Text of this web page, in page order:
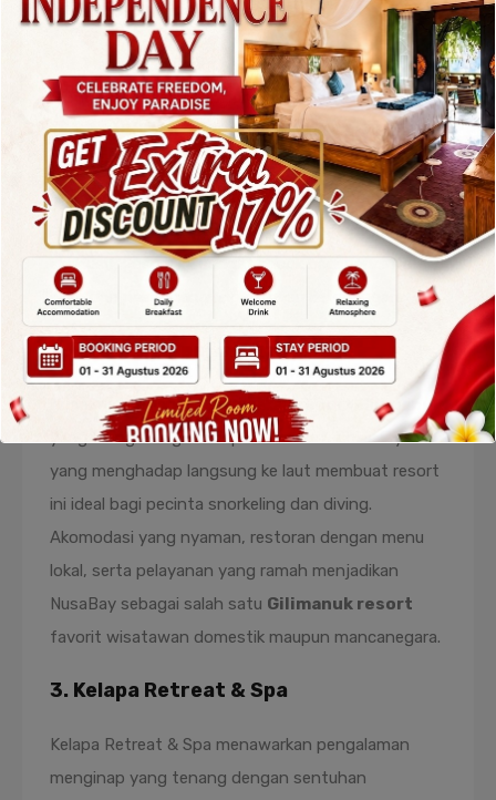
1. The Menjangan Resort
The Menjangan Resort adalah salah saturesort in
Gilimanukpaling populer di kawasan Bali Barat.
Terletak di dalam area Taman Nasional Bali Barat,
resort ini menawarkan pengalaman menginap yang
menyatu dengan alam. Vila-vilanya dikelilingi hutan
dan savana, menciptakan suasana privat dan
eksklusif. Resort ini sangat cocok bagi pencinta
alam dan pasangan yang mencari ketenangan.
2. NusaBay Menjangan by WHM
NusaBay Menjangan merupakanresort Gilimanuk
yang mengusung konsep eco-resort. Lokasinya
yang menghadap langsung ke laut membuat resort
ini ideal bagi pecinta snorkeling dan diving.
Akomodasi yang nyaman, restoran dengan menu
lokal, serta pelayanan yang ramah menjadikan
NusaBay sebagai salah satu Gilimanuk resort
favorit wisatawan domestik maupun mancanegara.
3. Kelapa Retreat & Spa
Kelapa Retreat & Spa menawarkan pengalaman
menginap yang tenang dengan sentuhan